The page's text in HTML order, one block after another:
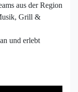
aus der Region
Grill &
und erlebt